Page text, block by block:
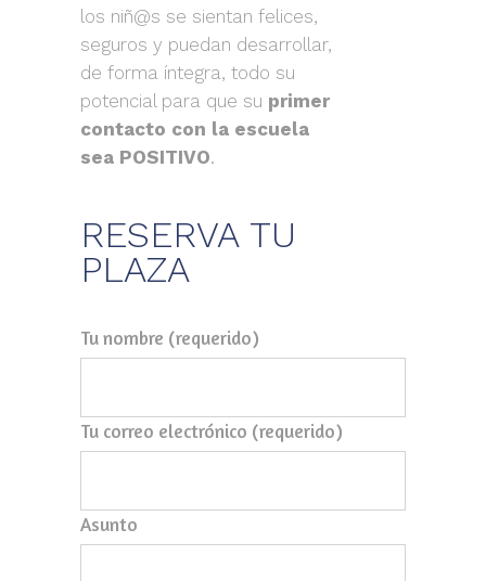
los niñ@s se sientan felices,
seguros y puedan desarrollar,
de forma íntegra, todo su
potencial para que su primer
contacto con la escuela
sea POSITIVO.
RESERVA TU
PLAZA
Tu nombre (requerido)
Tu correo electrónico (requerido)
Asunto